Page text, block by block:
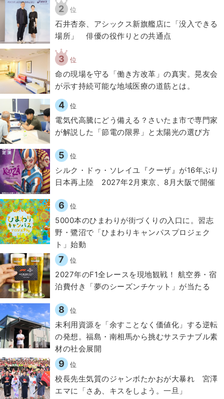
2 位
石井杏奈、アシックス新旗艦店に「没入できる
場所」 俳優の役作りとの共通点
3 位
​命の現場を守る「働き方改革」の真実。晃友会
が示す持続可能な地域医療の道筋とは。
4 位
電気代高騰にどう備える？さいたま市で専門家
が解説した「節電の限界」と太陽光の選び方
5 位
シルク・ドゥ・ソレイユ『クーザ』が16年ぶり
日本再上陸 2027年2月東京、8月大阪で開催
6 位
5000本のひまわりが街づくりの入口に。習志
野・鷺沼で「ひまわりキャンパスプロジェク
ト」始動
7 位
2027年のF1全レースを現地観戦！ 航空券・宿
泊費付き「夢のシーズンチケット」が当たる
8 位
​​未利用資源を「余すことなく価値化」する逆転
の発想。福島・南相馬から挑むサステナブル素
材の社会展開​
9 位
校長先生気質のジャンボたかおが大暴れ 宮澤
エマに「さあ、キスをしよう。一旦」